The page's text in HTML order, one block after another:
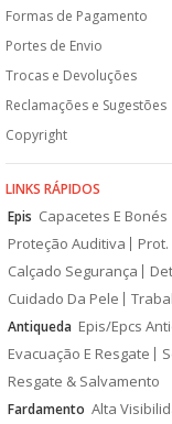
Formas de Pagamento
Portes de Envio
Trocas e Devoluções
Reclamações e Sugestões
Copyright
LINKS RÁPIDOS
Epis Capacetes E Bonés
Proteção Auditiva
Calçado Segurança
Cuidado Da Pele
Antiqueda Epis/Epcs
Evacuação E Resgate
Resgate & Salvamento
Fardamento Alta